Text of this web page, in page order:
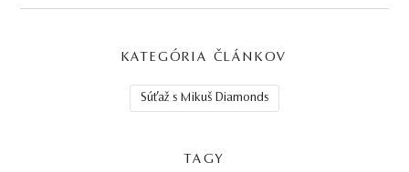
KATEGÓRIA ČLÁNKOV
Súťaž s Mikuš Diamonds
TAGY